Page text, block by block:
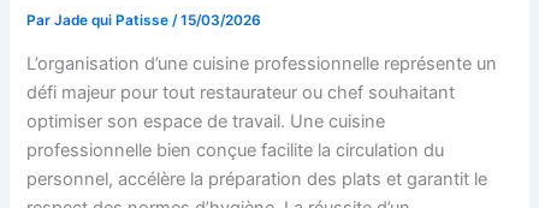
ParJade qui Patisse/15/03/2026
L’organisation d’une cuisine professionnelle représente un
défi majeur pour tout restaurateur ou chef souhaitant
optimiser son espace de travail. Une cuisine
professionnelle bien conçue facilite la circulation du
personnel, accélère la préparation des plats et garantit le